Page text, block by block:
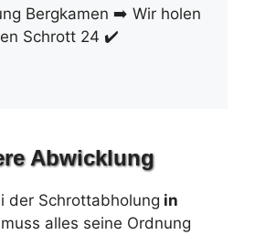
Bergkamen ➡️ Wir holen
Schrott 24 ✔️
Abwicklung
der Schrottabholung in
muss alles seine Ordnung